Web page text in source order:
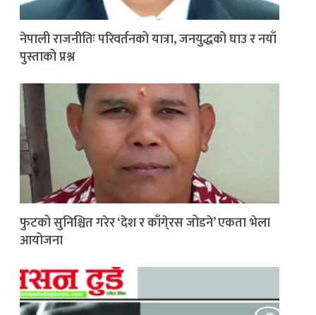
नेपाली राजनीतिः परिवर्तनको यात्रा, जनयुद्धको घाउ र नयाँ
पुस्ताको प्रश्न
फुटको सुनिश्चित गरेर ‘देश र काँगे्रस जोडने’ एकता भेला
आयोजना